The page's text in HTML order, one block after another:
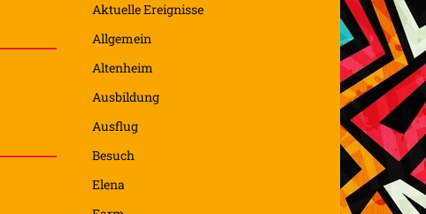
Aktuelle Ereignisse
Allgemein
Altenheim
Ausbildung
Ausflug
Besuch
Elena